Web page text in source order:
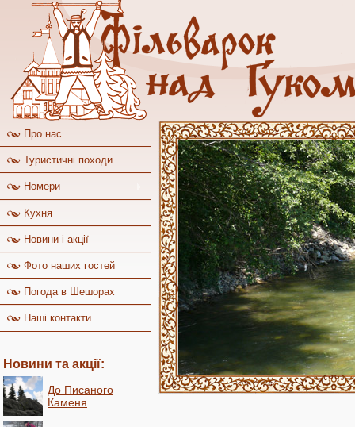
Про нас
Туристичні походи
Номери
Кухня
Новини і акції
Фото наших гостей
Погода в Шешорах
Наші контакти
Новини та акції:
До Писаного
Каменя